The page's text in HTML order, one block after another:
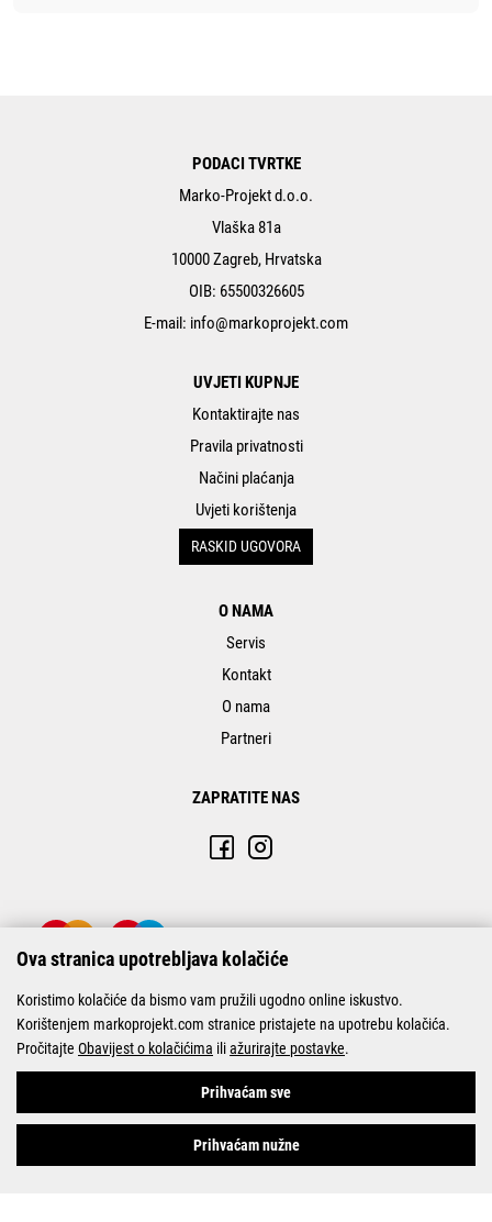
PODACI TVRTKE
Marko-Projekt d.o.o.
Vlaška 81a
10000 Zagreb, Hrvatska
OIB: 65500326605
E-mail: info@markoprojekt.com
UVJETI KUPNJE
Kontaktirajte nas
Pravila privatnosti
Načini plaćanja
Uvjeti korištenja
RASKID UGOVORA
O NAMA
Servis
Kontakt
O nama
Partneri
ZAPRATITE NAS
© Marko-Projekt 2026
Ova stranica upotrebljava kolačiće
Koristimo kolačiće da bismo vam pružili ugodno online iskustvo.
Korištenjem markoprojekt.com stranice pristajete na upotrebu kolačića.
Pročitajte Obavijest o kolačićima iliažurirajte postavke.
Prihvaćam sve
Prihvaćam nužne